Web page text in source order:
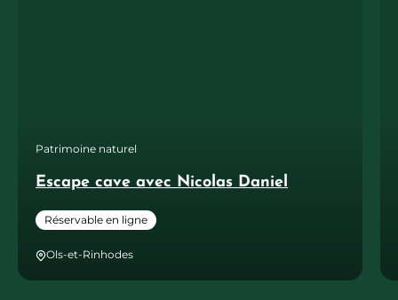
Escape cave avec Nicolas Daniel
Patrimoine naturel
Réservable en ligne
Ols-et-Rinhodes